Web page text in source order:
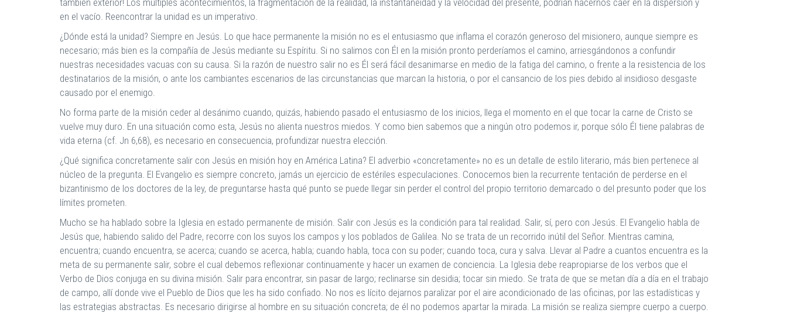
también exterior! Los múltiples acontecimientos, la fragmentación de la realidad, la instantaneidad y la velocidad del presente, podrían hacernos caer en la dispersión y
en el vacío. Reencontrar la unidad es un imperativo.
¿Dónde está la unidad? Siempre en Jesús. Lo que hace permanente la misión no es el entusiasmo que inflama el corazón generoso del misionero, aunque siempre es
necesario; más bien es la compañía de Jesús mediante su Espíritu. Si no salimos con Él en la misión pronto perderíamos el camino, arriesgándonos a confundir
nuestras necesidades vacuas con su causa. Si la razón de nuestro salir no es Él será fácil desanimarse en medio de la fatiga del camino, o frente a la resistencia de los
destinatarios de la misión, o ante los cambiantes escenarios de las circunstancias que marcan la historia, o por el cansancio de los pies debido al insidioso desgaste
causado por el enemigo.
No forma parte de la misión ceder al desánimo cuando, quizás, habiendo pasado el entusiasmo de los inicios, llega el momento en el que tocar la carne de Cristo se
vuelve muy duro. En una situación como esta, Jesús no alienta nuestros miedos. Y como bien sabemos que a ningún otro podemos ir, porque sólo Él tiene palabras de
vida eterna (cf. Jn 6,68), es necesario en consecuencia, profundizar nuestra elección.
¿Qué significa concretamente salir con Jesús en misión hoy en América Latina? El adverbio «concretamente» no es un detalle de estilo literario, más bien pertenece al
núcleo de la pregunta. El Evangelio es siempre concreto, jamás un ejercicio de estériles especulaciones. Conocemos bien la recurrente tentación de perderse en el
bizantinismo de los doctores de la ley, de preguntarse hasta qué punto se puede llegar sin perder el control del propio territorio demarcado o del presunto poder que los
límites prometen.
Mucho se ha hablado sobre la Iglesia en estado permanente de misión. Salir con Jesús es la condición para tal realidad. Salir, sí, pero con Jesús. El Evangelio habla de
Jesús que, habiendo salido del Padre, recorre con los suyos los campos y los poblados de Galilea. No se trata de un recorrido inútil del Señor. Mientras camina,
encuentra; cuando encuentra, se acerca; cuando se acerca, habla; cuando habla, toca con su poder; cuando toca, cura y salva. Llevar al Padre a cuantos encuentra es la
meta de su permanente salir, sobre el cual debemos reflexionar continuamente y hacer un examen de conciencia. La Iglesia debe reapropiarse de los verbos que el
Verbo de Dios conjuga en su divina misión. Salir para encontrar, sin pasar de largo; reclinarse sin desidia; tocar sin miedo. Se trata de que se metan día a día en el trabajo
de campo, allí donde vive el Pueblo de Dios que les ha sido confiado. No nos es lícito dejarnos paralizar por el aire acondicionado de las oficinas, por las estadísticas y
las estrategias abstractas. Es necesario dirigirse al hombre en su situación concreta; de él no podemos apartar la mirada. La misión se realiza siempre cuerpo a cuerpo.